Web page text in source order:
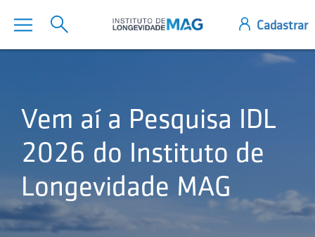
Vem aí a Pesquisa IDL
2026 do Instituto de
Longevidade MAG